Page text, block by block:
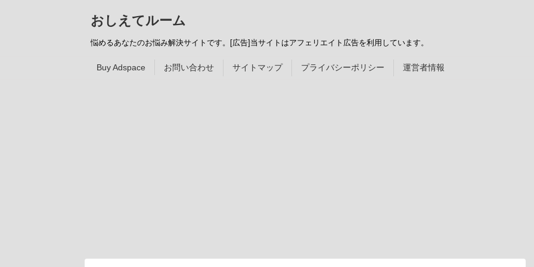
おしえてルーム
悩めるあなたのお悩み解決サイトです。[広告]当サイトはアフェリエイト広告を利用しています。
Buy Adspace お問い合わせ サイトマップ プライバシーポリシー 運営者情報